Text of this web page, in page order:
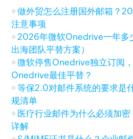
做外贸怎么注册国外邮箱？
注意事项
2026年微软Onedrive一年多
出海团队平替方案）
微软停售Onedrive独立订阅
Onedrive最佳平替？
等保2.0对邮件系统的要求是
规清单
医疗行业邮件为什么必须加
详解